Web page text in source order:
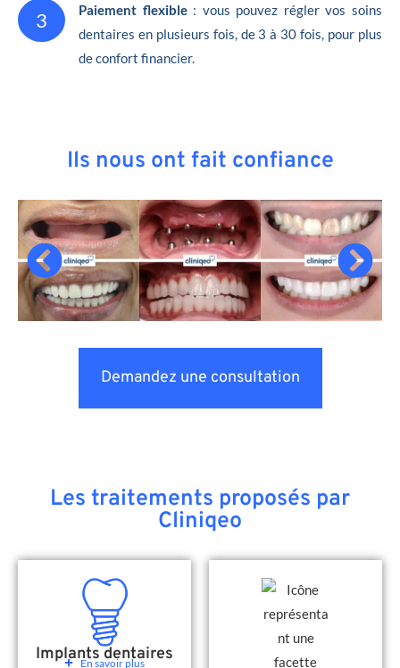
3 Paiement flexible: vous pouvez régler vos soins
dentaires en plusieurs fois, de 3 à 30 fois, pour plus
de confort financier.
Ils nous ont fait confiance
Demandez une consultation
Les traitements proposés par
Cliniqeo
Implants dentaires
En savoir plus